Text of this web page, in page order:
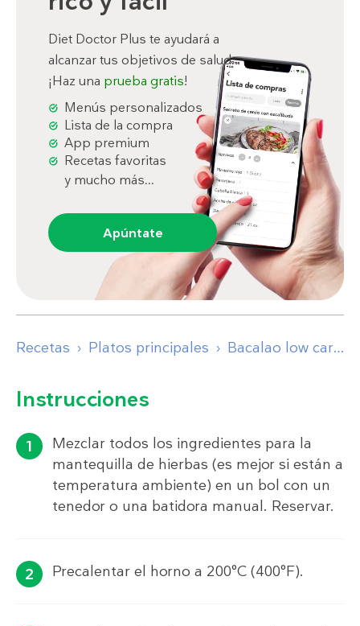
Diet Doctor Plus te ayudará a
alcanzar tus objetivos de salud.
¡Haz una prueba gratis!
Menús personalizados
Lista de la compra
App premium
Recetas favoritas
y mucho más...
Apúntate
Recetas Platos principales Bacalao low carb con coles de Bruselas y champiñones
Instrucciones
Mezclar todos los ingredientes para la
mantequilla de hierbas (es mejor si están a
temperatura ambiente) en un bol con un
tenedor o una batidora manual. Reservar.
Precalentar el horno a 200°C (400°F).